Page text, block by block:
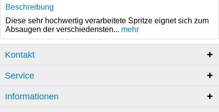
Beschreibung
Diese sehr hochwertig verarbeitete Spritze eignet sich zum
Absaugen der verschiedensten... mehr
Kontakt
Service
Informationen